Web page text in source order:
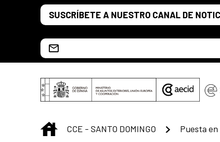
Saltar al contenido principal
SUSCRÍBETE A NUESTRO CANAL DE
INICIO
CCE - SANTO DOMINGO